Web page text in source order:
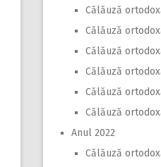
Călăuză
Călăuză
Călăuză
Călăuză
Călăuză
Călăuză
Anul 2022
Călăuză